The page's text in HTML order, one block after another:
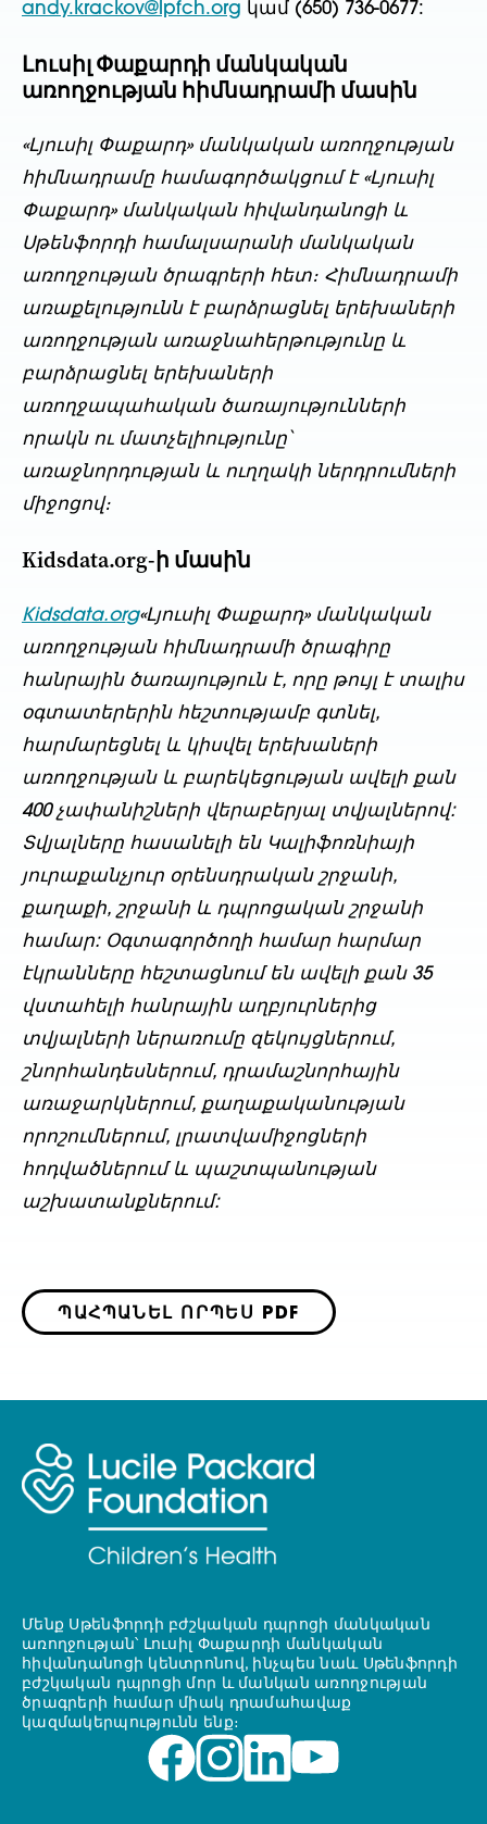
andy.krackov@lpfch.org կամ (650) 736-0677:
Լուսիլ Փաքարդի մանկական
առողջության հիմնադրամի մասին
«Լյուսիլ Փաքարդ» մանկական առողջության
հիմնադրամը համագործակցում է «Լյուսիլ
Փաքարդ» մանկական հիվանդանոցի և
Սթենֆորդի համալսարանի մանկական
առողջության ծրագրերի հետ։ Հիմնադրամի
առաքելությունն է բարձրացնել երեխաների
առողջության առաջնահերթությունը և
բարձրացնել երեխաների
առողջապահական ծառայությունների
որակն ու մատչելիությունը՝
առաջնորդության և ուղղակի ներդրումների
միջոցով։
Kidsdata.org-ի մասին
Kidsdata.org«Լյուսիլ Փաքարդ» մանկական
առողջության հիմնադրամի ծրագիրը
հանրային ծառայություն է, որը թույլ է տալիս
օգտատերերին հեշտությամբ գտնել,
հարմարեցնել և կիսվել երեխաների
առողջության և բարեկեցության ավելի քան
400 չափանիշների վերաբերյալ տվյալներով:
Տվյալները հասանելի են Կալիֆոռնիայի
յուրաքանչյուր օրենսդրական շրջանի,
քաղաքի, շրջանի և դպրոցական շրջանի
համար: Օգտագործողի համար հարմար
էկրանները հեշտացնում են ավելի քան 35
վստահելի հանրային աղբյուրներից
տվյալների ներառումը զեկույցներում,
շնորհանդեսներում, դրամաշնորհային
առաջարկներում, քաղաքականության
որոշումներում, լրատվամիջոցների
հոդվածներում և պաշտպանության
աշխատանքներում:
ՊԱՀՊԱՆԵԼ ՈՐՊԵՍ PDF
Մենք Սթենֆորդի բժշկական դպրոցի մանկական
առողջության՝ Լուսիլ Փաքարդի մանկական
հիվանդանոցի կենտրոնով, ինչպես նաև Սթենֆորդի
բժշկական դպրոցի մոր և մանկան առողջության
ծրագրերի համար միակ դրամահավաք
կազմակերպությունն ենք։